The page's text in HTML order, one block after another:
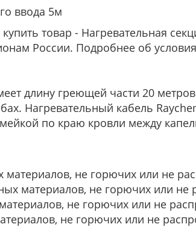
ввода 5м
товар - Нагревательная
России. Подробнее об
длину греющей части 20
Нагревательный кабель
по краю кровли между
не горючих или не
материалов, не горючих или
не горючих или не
не горючих или не